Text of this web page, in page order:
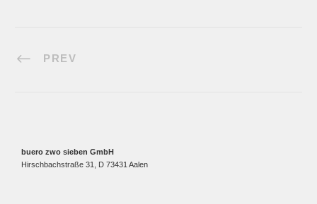
PREV
buero zwo sieben GmbH
Hirschbachstraße 31, D 73431 Aalen